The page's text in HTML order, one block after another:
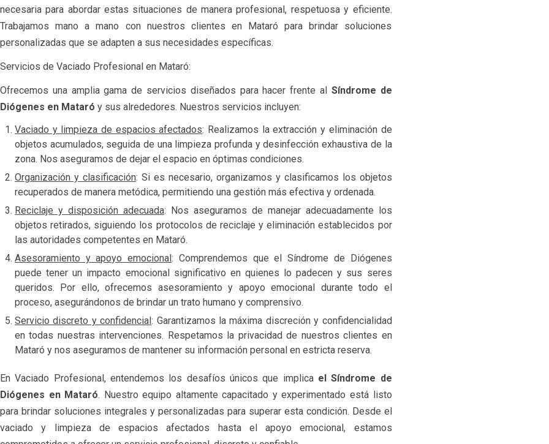
necesaria para abordar estas situaciones de manera profesional, respetuosa y eficiente.
Trabajamos mano a mano con nuestros clientes en Mataró para brindar soluciones
personalizadas que se adapten a sus necesidades específicas.
Servicios de Vaciado Profesional en Mataró:
Ofrecemos una amplia gama de servicios diseñados para hacer frente al Síndrome de
Diógenes en Mataró y sus alrededores. Nuestros servicios incluyen:
Vaciado y limpieza de espacios afectados: Realizamos la extracción y eliminación de
objetos acumulados, seguida de una limpieza profunda y desinfección exhaustiva de la
zona. Nos aseguramos de dejar el espacio en óptimas condiciones.
Organización y clasificación: Si es necesario, organizamos y clasificamos los objetos
recuperados de manera metódica, permitiendo una gestión más efectiva y ordenada.
Reciclaje y disposición adecuada: Nos aseguramos de manejar adecuadamente los
objetos retirados, siguiendo los protocolos de reciclaje y eliminación establecidos por
las autoridades competentes en Mataró.
Asesoramiento y apoyo emocional: Comprendemos que el Síndrome de Diógenes
puede tener un impacto emocional significativo en quienes lo padecen y sus seres
queridos. Por ello, ofrecemos asesoramiento y apoyo emocional durante todo el
proceso, asegurándonos de brindar un trato humano y comprensivo.
Servicio discreto y confidencial: Garantizamos la máxima discreción y confidencialidad
en todas nuestras intervenciones. Respetamos la privacidad de nuestros clientes en
Mataró y nos aseguramos de mantener su información personal en estricta reserva.
En Vaciado Profesional, entendemos los desafíos únicos que implica el Síndrome de
Diógenes en Mataró. Nuestro equipo altamente capacitado y experimentado está listo
para brindar soluciones integrales y personalizadas para superar esta condición. Desde el
vaciado y limpieza de espacios afectados hasta el apoyo emocional, estamos